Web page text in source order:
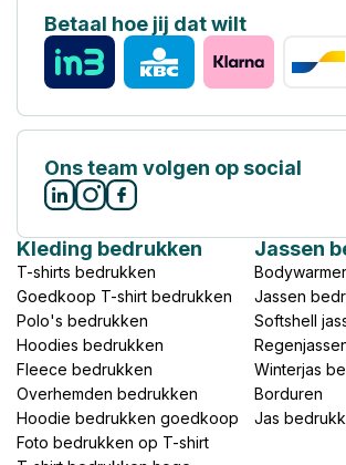
Betaal hoe jij dat wilt
Ons team volgen op social
Kleding bedrukken
T-shirts bedrukken
Goedkoop T-shirt bedrukken
Polo's bedrukken
Hoodies bedrukken
Fleece bedrukken
Overhemden bedrukken
Hoodie bedrukken goedkoop
Foto bedrukken op T-shirt
Jassen
Jassen
Softshell
Winterjas
Borduren
Jas